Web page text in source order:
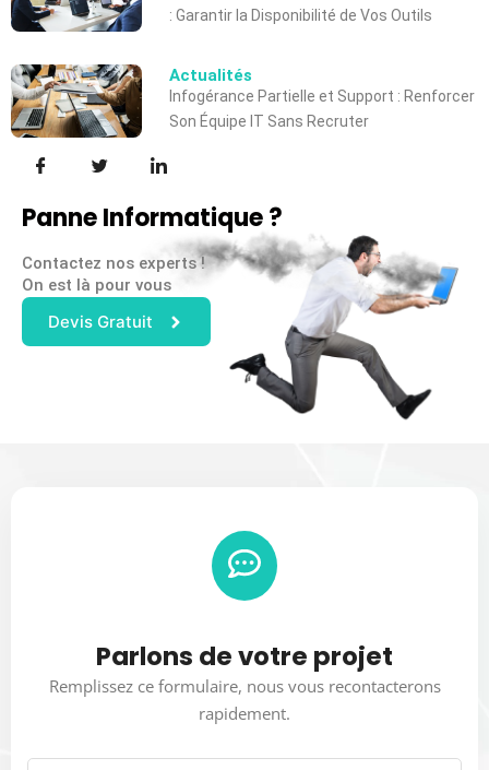
: Garantir la Disponibilité de Vos Outils
Actualités
Infogérance Partielle et Support : Renforcer
Son Équipe IT Sans Recruter
Panne Informatique ?
Contactez nos experts !
On est là pour vous
Devis Gratuit
Parlons de votre projet
Remplissez ce formulaire, nous vous recontacterons
rapidement.